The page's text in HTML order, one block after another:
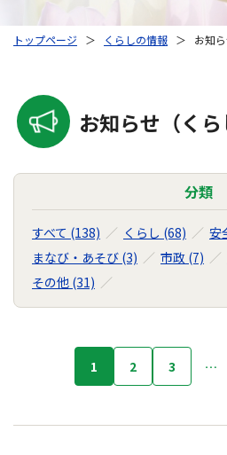
トップページ ＞ くらしの情報 ＞ お知
お知らせ（くら
分類
すべて (138) くらし (68)
安
まなび・あそび (3)
市政 (7)
その他 (31)
1 2 3 …